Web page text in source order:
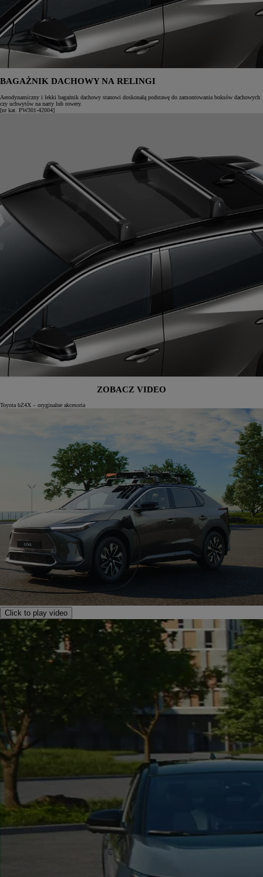
BAGAŻNIK DACHOWY NA RELINGI
Aerodynamiczny i lekki bagażnik dachowy stanowi doskonałą podstawę do zamontowania boksów dachowych
czy uchwytów na narty lub rowery.
[nr kat. PW301-42004]
ZOBACZ VIDEO
Toyota bZ4X – oryginalne akcesoria
Click to play video